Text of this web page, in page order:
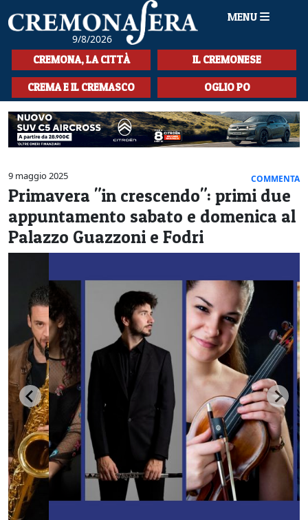
9/8/2026
MENU
HOME
CRONACA
SPORT
LA MUSICA
CULTURA
LA STORIA
SPETTACOLI
L'EDITORIALE
SEZIONI
CERCA
CREMONA, LA CITTÀ IL CREMONESE
CREMA E IL CREMASCO OGLIO PO
9 maggio 2025 COMMENTA
Primavera "in crescendo": primi due
appuntamento sabato e domenica al
Palazzo Guazzoni e Fodri